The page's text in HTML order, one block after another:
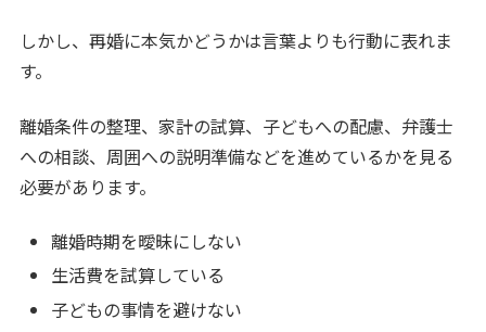
しかし、再婚に本気かどうかは言葉よりも行動に表れま
す。
離婚条件の整理、家計の試算、子どもへの配慮、弁護士
への相談、周囲への説明準備などを進めているかを見る
必要があります。
離婚時期を曖昧にしない
生活費を試算している
子どもの事情を避けない